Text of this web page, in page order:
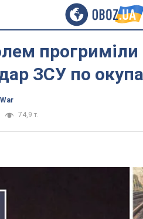
прогриміли
ЗСУ по
War
74,9 т.